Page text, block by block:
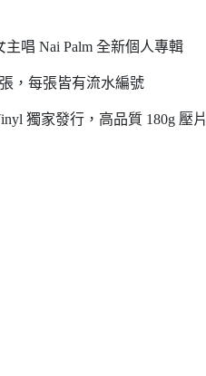
主唱 Nai Palm 全新個人專輯
，每張皆有流水編號
獨家發行，高品質 180g 壓片